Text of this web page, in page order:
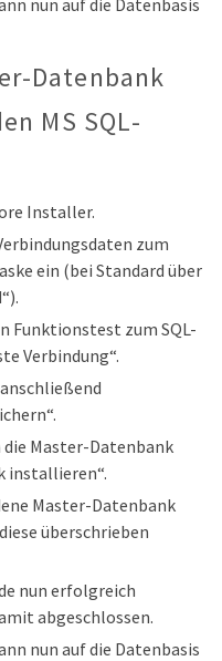
nun auf die Datenbasis
Datenbank
MS SQL-
Installer.
zum
ein (bei Standard über
Funktionstest zum SQL-
Verbindung“.
Master-Datenbank
installieren“.
Master-Datenbank
überschrieben
nun erfolgreich
abgeschlossen.
nun auf die Datenbasis